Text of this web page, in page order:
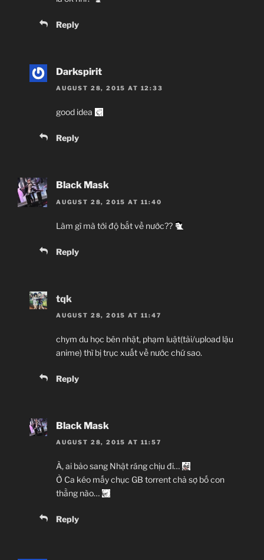
Reply
Darkspirit
AUGUST 28, 2015 AT 12:33
good idea
Reply
Black Mask
AUGUST 28, 2015 AT 11:40
Làm gì mà tới độ bắt về nước??
Reply
tqk
AUGUST 28, 2015 AT 11:47
chym du học bên nhật, phạm luật(tải/upload lậu
anime) thì bị trục xuất về nước chứ sao.
Reply
Black Mask
AUGUST 28, 2015 AT 11:57
À, ai bảo sang Nhật ráng chịu đi…
Ở Ca kéo mấy chục GB torrent chả sợ bố con
thằng nào…
Reply